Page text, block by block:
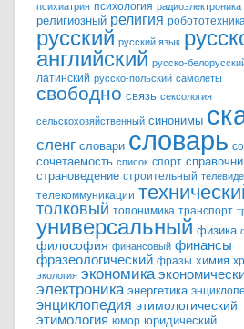
психиатрия психология радиоэлектроника
религиозный религия робототехника
русский русский язык
английский русско-
латинский русско-польский самолеты
свободно связь сексология
сельскохозяйственный синонимы
сленг словари словарь
сочетаемость список спорт
страноведение строительный
телекоммуникации
толковый топонимика транспорт
универсальный физика
философия финансовый финансы
фразеологический фразы химия
экология экономика
электроника энергетика
энциклопедия этимологический
этимология юмор юридический